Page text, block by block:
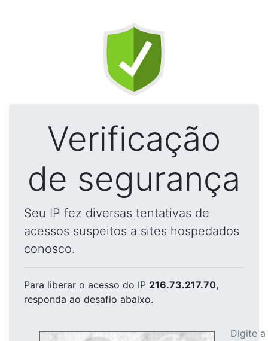
Verificação
de segurança
Seu IP fez diversas tentativas de
acessos suspeitos a sites hospedados
conosco.
Para liberar o acesso do IP 216.73.217.70,
responda ao desafio abaixo.
Digite